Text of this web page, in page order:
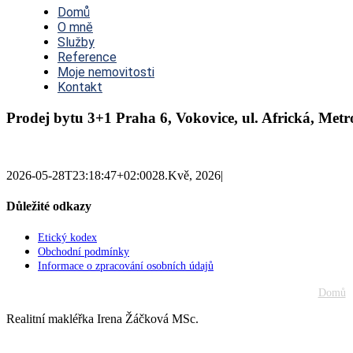
NavigationDomů
O mně
Služby
Reference
Moje nemovitosti
Kontakt
Prodej bytu 3+1 Praha 6, Vokovice, ul. Africká,
2026-05-28T23:18:47+02:0028.Kvě, 2026|
Důležité odkazy
Etický kodex
Obchodní podmínky
Informace o zpracování osobních údajů
Domů
Realitní makléřka Irena Žáčková MSc.